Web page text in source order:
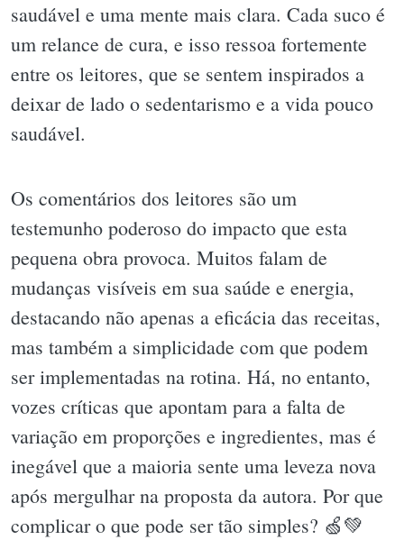
saudável e uma mente mais clara. Cada suco é
um relance de cura, e isso ressoa fortemente
entre os leitores, que se sentem inspirados a
deixar de lado o sedentarismo e a vida pouco
saudável.
Os comentários dos leitores são um
testemunho poderoso do impacto que esta
pequena obra provoca. Muitos falam de
mudanças visíveis em sua saúde e energia,
destacando não apenas a eficácia das receitas,
mas também a simplicidade com que podem
ser implementadas na rotina. Há, no entanto,
vozes críticas que apontam para a falta de
variação em proporções e ingredientes, mas é
inegável que a maioria sente uma leveza nova
após mergulhar na proposta da autora. Por que
complicar o que pode ser tão simples? 🍏💚